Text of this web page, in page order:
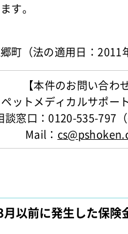
す。
町（法の適用日：2011
【本件のお問い合わ
ペットメディカルサポー
談窓口：0120-535-797
Mail：
以前に発生した保険